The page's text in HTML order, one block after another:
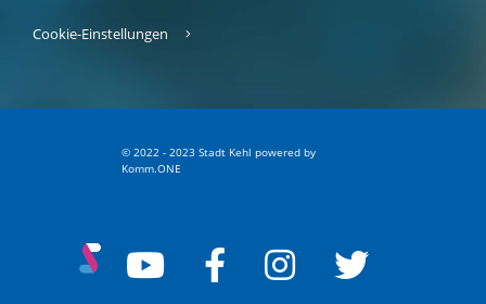
Cookie-Einstellungen
© 2022 - 2023 Stadt Kehl powered by
Komm.ONE